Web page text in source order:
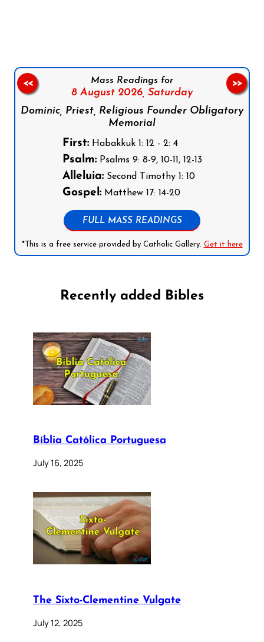
Mass Readings for
8 August 2026, Saturday
Dominic, Priest, Religious Founder Obligatory
Memorial
First:Habakkuk 1: 12 - 2: 4
Psalm:Psalms 9: 8-9, 10-11, 12-13
Alleluia:Second Timothy 1: 10
Gospel:Matthew 17: 14-20
FULL MASS READINGS
*This is a free service provided by Catholic Gallery. Get it here
<< >>
Recently added Bibles
Bíblia Católica Portuguesa
July 16, 2025
The Sixto-Clementine Vulgate
July 12, 2025